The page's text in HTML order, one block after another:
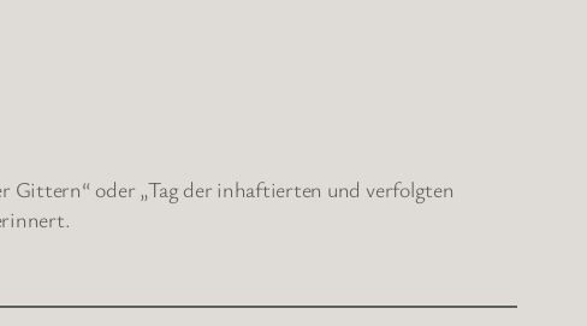
Gittern“ oder „Tag der inhaftierten und verfolgten